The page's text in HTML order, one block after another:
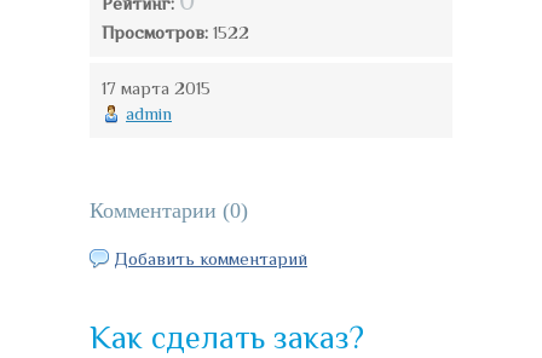
Просмотров: 1522
17 марта 2015
admin
Комментарии (0)
Добавить комментарий
Как сделать заказ?